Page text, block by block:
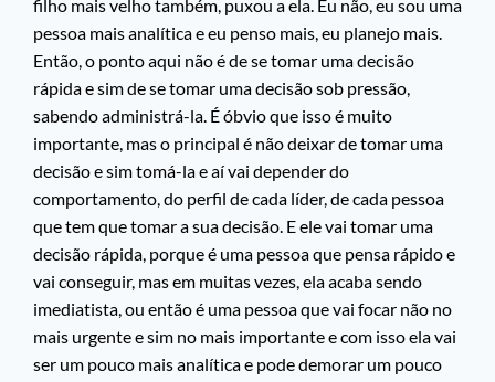
filho mais velho também, puxou a ela. Eu não, eu sou uma
pessoa mais analítica e eu penso mais, eu planejo mais.
Então, o ponto aqui não é de se tomar uma decisão
rápida e sim de se tomar uma decisão sob pressão,
sabendo administrá-la. É óbvio que isso é muito
importante, mas o principal é não deixar de tomar uma
decisão e sim tomá-la e aí vai depender do
comportamento, do perfil de cada líder, de cada pessoa
que tem que tomar a sua decisão. E ele vai tomar uma
decisão rápida, porque é uma pessoa que pensa rápido e
vai conseguir, mas em muitas vezes, ela acaba sendo
imediatista, ou então é uma pessoa que vai focar não no
mais urgente e sim no mais importante e com isso ela vai
ser um pouco mais analítica e pode demorar um pouco